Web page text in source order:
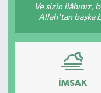
Ve sizin ilâhınız,
Allah'tan başka
İMSAK
Gündem
Hava Durumu